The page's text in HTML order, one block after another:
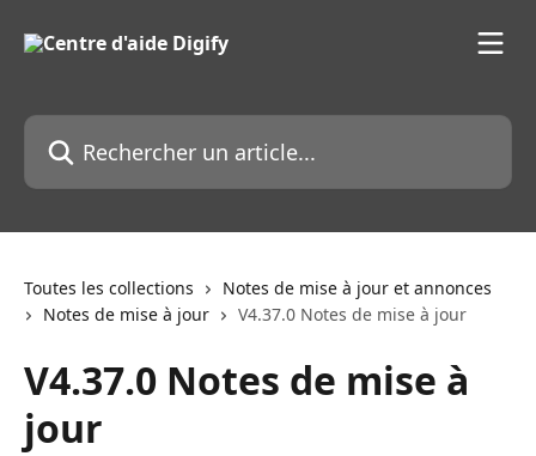
Rechercher un article...
Toutes les collections
Notes de mise à jour et annonces
Notes de mise à jour
V4.37.0 Notes de mise à jour
V4.37.0 Notes de mise à
jour